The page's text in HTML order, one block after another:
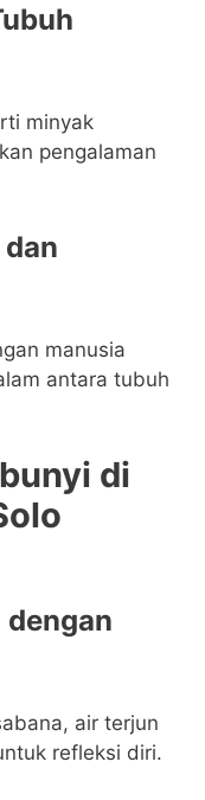
minyak
pengalaman
manusia
antara tubuh
di
dengan
air terjun
refleksi diri.